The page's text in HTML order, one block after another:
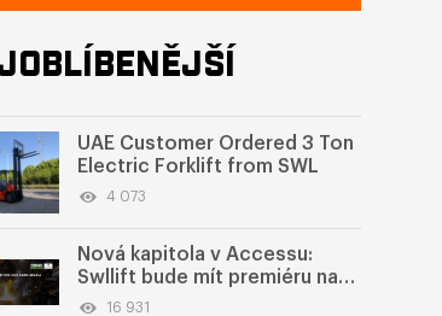
UAE Customer Ordered 3 Ton
Electric Forklift from SWL
4 073
Nová kapitola v Accessu:
Swllift bude mít premiéru na
veletrhu kovů a oceli v
16 931